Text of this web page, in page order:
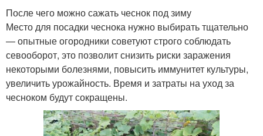
После чего можно сажать чеснок под зиму
Место для посадки чеснока нужно выбирать тщательно
— опытные огородники советуют строго соблюдать
севооборот, это позволит снизить риски заражения
некоторыми болезнями, повысить иммунитет культуры,
увеличить урожайность. Время и затраты на уход за
чесноком будут сокращены.